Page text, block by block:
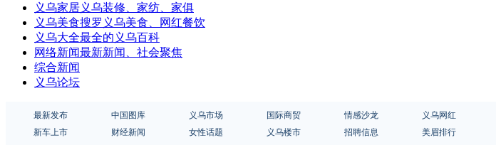
义乌家居义乌装修、家纺、家俱
义乌美食搜罗义乌美食、网红餐饮
义乌大全最全的义乌百科
网络新闻最新新闻、社会聚焦
综合新闻
义乌论坛
最新发布 中国图库 义乌市场 国际商贸 情感沙龙 义乌网红
新车上市
财经新闻 女性话题 义乌楼市 招聘信息 美眉排行